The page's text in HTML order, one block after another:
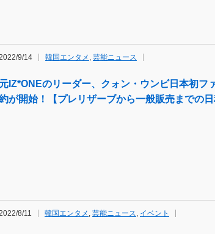
9/14 韓国エンタメ , 芸能ニュース
元IZ*ONEのリーダー、クォン・ウンビ日本初フ
が開始！【プレリザーブから一般販売までの日
8/11 韓国エンタメ , 芸能ニュース, イベント